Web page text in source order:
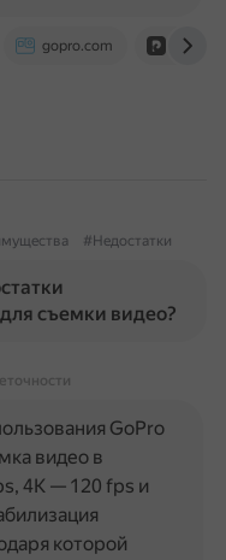
gopro.com
#Недостатки
съемки видео?
GoPro
видео в
4K — 120 fps и
которой